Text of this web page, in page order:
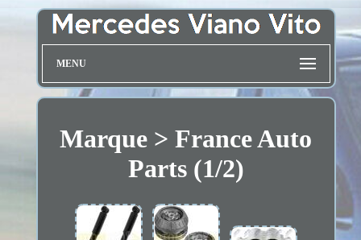
MENU
Marque > France Auto
Parts (1/2)